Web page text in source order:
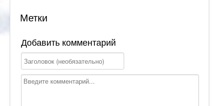
Метки
Добавить комментарий